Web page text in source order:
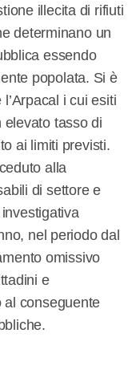
illecita di rifiuti
determinano un
essendo
popolata. Si è
i cui esiti
tasso di
ai limiti previsti.
alla
di settore e
nel periodo dal
omissivo
e
al conseguente